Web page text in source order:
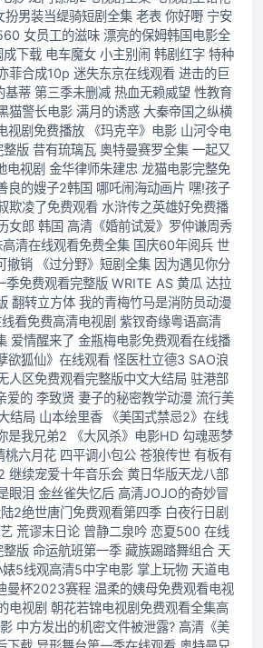
扮男装当缇骑短剧全集 老表 你好嘢 宁安
女员工的滋味 漂亮的保姆韩国电影全
下载 电车魔女 小主别闹 韩剧红字 特种
菲合成10p 迷失东京在线观看 进击的巨
基蒂 第三季未删减 热血无赖威望 性教育
猫警长电影 满月的诱惑 大秦帝国之纵横
视剧免费播放 《玛克辛》电影 山河令电
版 昔有琉璃瓦 奥特曼赛罗全集 一起又
电视剧 金华律师朱建忠 龙猫电影完整免
良的嫂子2韩国 哪吒闹海动画片 嘿!孩子
欺凌了免费观看 水浒传之英雄好免费播
女郎 韩国 高清《婚前试爱》罗仲谦周秀
清在线观看免费全集 国庆60年阅兵 世
撤销 《过分野》短剧全集 因为遇见你分
季免费观看完整版 WRITE AS 黄瓜 达拉
翻转立方体 我的青梅竹马是消防员动漫
看免费高清电视剧 紫钗奇缘粤语高清
爱情醒来了 金瓶梅电影免费观看在线播
欲狐仙》在线观看 怪医杜立德3 SAO浪
人区免费观看完整版中文大结局 驻港部
爱的 李致贤 妻子的秘密教学动漫 流行美
结局 山本绘里香 《美国式禁忌2》在线
是我兄弟2 《大风杀》电影HD 勾魂恶梦
桃六月花 四平调小包公 苍狼传世 有板有
继续宠爱十年音乐会 黄日华版天龙八部
眼泪 金丝雀失忆后 高清JOJO的奇妙冒
2绝世唐门免费观看第四季 白夜行日剧
荒谬末日论 曾静二泉吟 恋夏500 在线
版 命运航班第一季 藏族踢踏舞组合 天
5线观高清5中字电影 掌上玩物 天道电
曼杯2023赛程 温柔的姨母免费观看电视
电视剧 朝花若锦电视剧免费观看全集高
中方发出的机密文件被泄露? 高清《美